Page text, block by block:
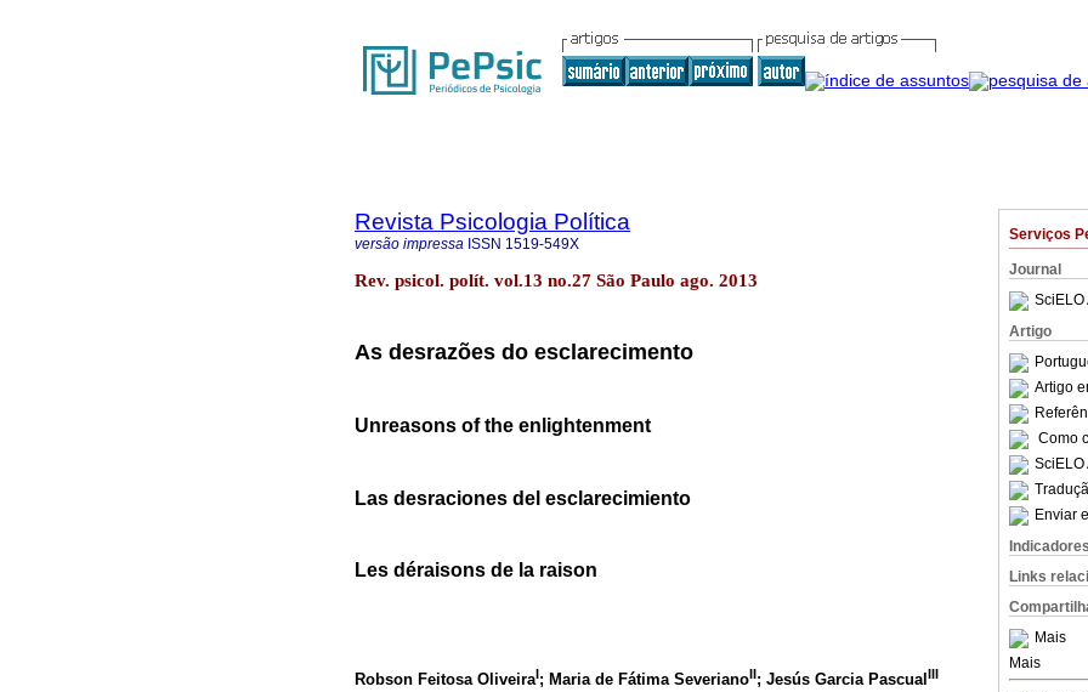
Serviços
Journal
SciELO
Artigo
Artigo
Como
SciELO
Enviar
Links
Mais
Mais
Revista Psicologia Política
versão impressa ISSN 1519-549X
Rev. psicol. polít. vol.13 no.27 São Paulo ago. 2013
As desrazões do esclarecimento
Unreasons of the enlightenment
Las desraciones del esclarecimiento
Les déraisons de la raison
Robson Feitosa OliveiraI; Maria de Fátima SeverianoII; Jesús Garcia Pascual III